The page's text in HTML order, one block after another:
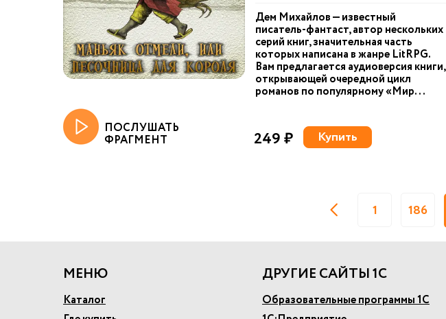
Дем Михайлов — известный
писатель-фантаст, автор нескольких
серий книг, значительная часть
которых написана в жанре LitRPG.
Вам предлагается аудиоверсия книги,
открывающей очередной цикл
романов по популярному «Мир...
ПОСЛУШАТЬ
ФРАГМЕНТ 249 ₽ Купить
1 186
МЕНЮ
Каталог
ДРУГИЕ САЙТЫ 1С
Образовательные программы 1С